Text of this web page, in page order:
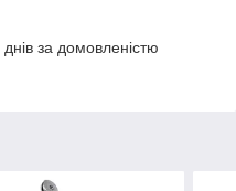
за домовленістю